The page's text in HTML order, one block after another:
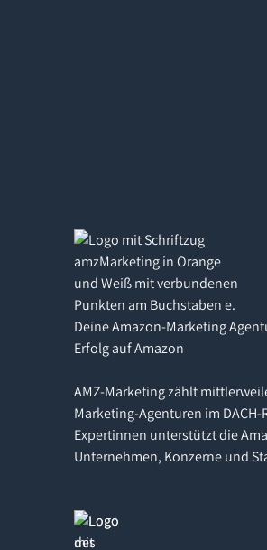
Deine Amazon-Marketing
Erfolg auf Amazon
AMZ-Marketing zählt
Marketing-Agenturen im
Expertinnen unterstützt die
Unternehmen, Konzerne und